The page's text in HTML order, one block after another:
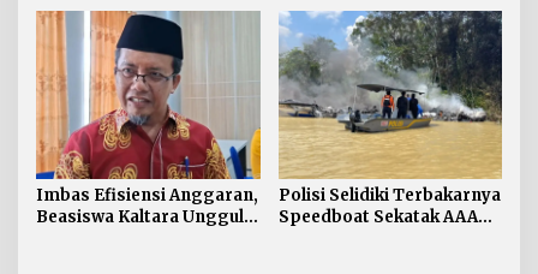
Pentingnya Standar
Keselamatan
Imbas Efisiensi Anggaran,
Beasiswa Kaltara Unggul
Polisi Selidiki Terbakarnya
Speedboat Sekatak AAA